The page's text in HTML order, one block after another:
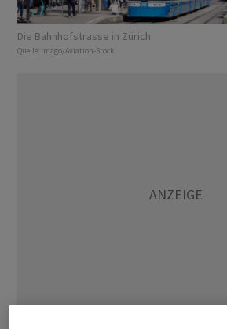
Die Bahnhofstrasse in Zürich.
Quelle: imago/Aviation-Stock